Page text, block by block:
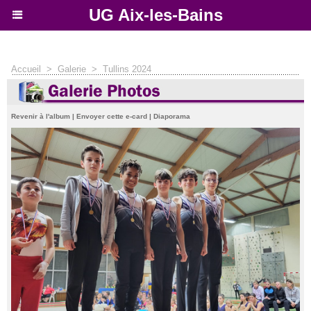
UG Aix-les-Bains
Accueil > Galerie > Tullins 2024
Revenir à l'album | Envoyer cette e-card | Diaporama